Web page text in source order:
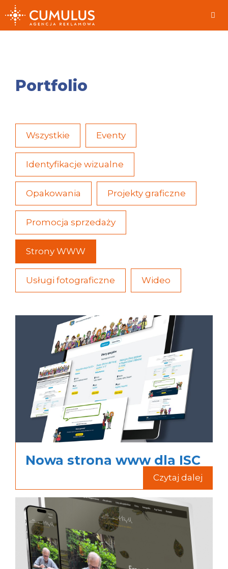
Przeskocz
do
treści
Portfolio
Wszystkie Eventy
Identyfikacje wizualne
Opakowania Projekty graficzne
Promocja sprzedaży
Strony WWW
Usługi fotograficzne Wideo
Nowa strona www dla ISC
Czytaj dalej